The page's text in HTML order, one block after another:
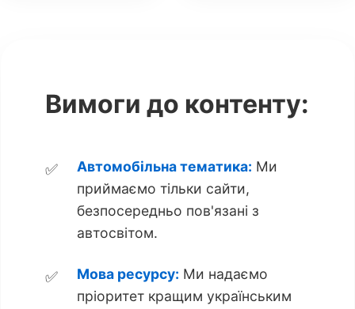
Вимоги до контенту:
Автомобільна тематика: Ми
приймаємо тільки сайти,
безпосередньо пов'язані з
автосвітом.
Мова ресурсу: Ми надаємо
пріоритет кращим українським